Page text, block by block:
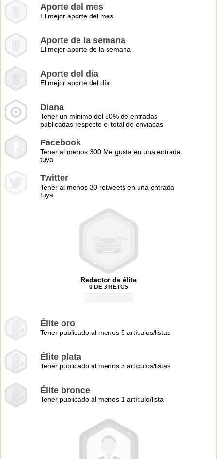
Aporte del mes
El mejor aporte del mes
Aporte de la semana
El mejor aporte de la semana
Aporte del día
El mejor aporte del día
Diana
Tener un mínimo del 50% de entradas
publicadas respecto el total de enviadas
Facebook
Tener al menos 300 Me gusta en una entrada
tuya
Twitter
Tener al menos 30 retweets en una entrada
tuya
Redactor de élite
0 DE 3 RETOS
Élite oro
Tener publicado al menos 5 artículos/listas
Élite plata
Tener publicado al menos 3 artículos/listas
Élite bronce
Tener publicado al menos 1 artículo/lista